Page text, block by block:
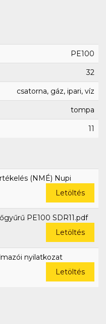
PE100
32
csatorna, gáz, ipari, víz
tompa
11
(NMÉ) Nupi
Letöltés
PE100 SDR11.pdf
Letöltés
nyilatkozat
Letöltés